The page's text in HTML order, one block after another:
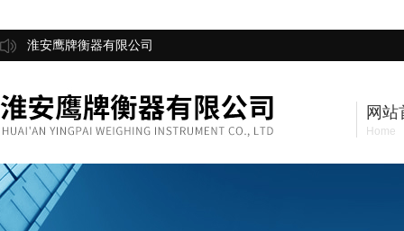
淮安鹰牌衡器有限公司
网站
Home